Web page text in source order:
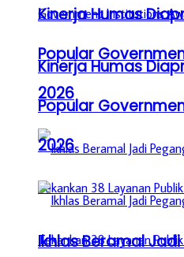
Kinerja Humas
Popular
2026
Ikhlas Beramal
Kinerja Humas
Popular
2026